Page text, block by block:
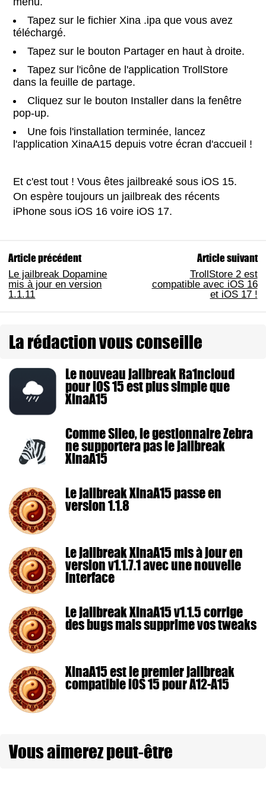
Tapez sur le fichier Xina .ipa que vous avez
téléchargé.
Tapez sur le bouton Partager en haut à droite.
Tapez sur l'icône de l'application TrollStore
dans la feuille de partage.
Cliquez sur le bouton Installer dans la fenêtre
pop-up.
Une fois l'installation terminée, lancez
l'application XinaA15 depuis votre écran d'accueil !
Et c'est tout ! Vous êtes jailbreaké sous iOS 15.
On espère toujours un jailbreak des récents
iPhone sous iOS 16 voire iOS 17.
Article précédent
Le jailbreak Dopamine
mis à jour en version
1.1.11
Article suivant
TrollStore 2 est
compatible avec iOS 16
et iOS 17 !
La rédaction vous conseille
Le nouveau jailbreak Ra1ncloud
pour iOS 15 est plus simple que
XinaA15
Comme Sileo, le gestionnaire Zebra
ne supportera pas le jailbreak
XinaA15
Le jailbreak XinaA15 passe en
version 1.1.8
Le jailbreak XinaA15 mis à jour en
version v1.1.7.1 avec une nouvelle
interface
Le jailbreak XinaA15 v1.1.5 corrige
des bugs mais supprime vos tweaks
XinaA15 est le premier jailbreak
compatible iOS 15 pour A12-A15
Vous aimerez peut-être